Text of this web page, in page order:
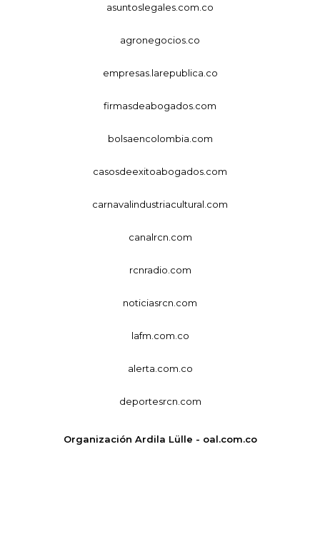
asuntoslegales.com.co
agronegocios.co
empresas.larepublica.co
firmasdeabogados.com
bolsaencolombia.com
casosdeexitoabogados.com
carnavalindustriacultural.com
canalrcn.com
rcnradio.com
noticiasrcn.com
lafm.com.co
alerta.com.co
deportesrcn.com
Organización Ardila Lülle - oal.com.co